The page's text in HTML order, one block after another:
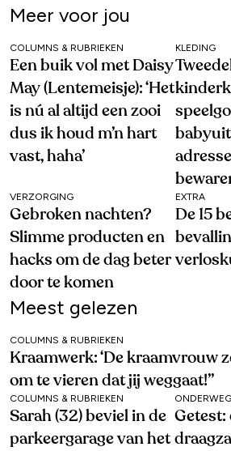
Meer voor jou
COLUMNS & RUBRIEKEN
Een buik vol met Daisy
May (Lentemeisje): ‘Het
is nú al altijd een zooi
dus ik houd m’n hart
vast, haha’
KLEDING
VERZORGING
Gebroken nachten?
Slimme producten en
hacks om de dag beter
door te komen
EXTRA
De 15
Meest gelezen
COLUMNS & RUBRIEKEN
Kraamwerk: ‘De kraamvrouw
om te vieren dat jij weggaat!’’
COLUMNS & RUBRIEKEN
Sarah (32) beviel in de
parkeergarage van het
ONDERWEG
Getest: